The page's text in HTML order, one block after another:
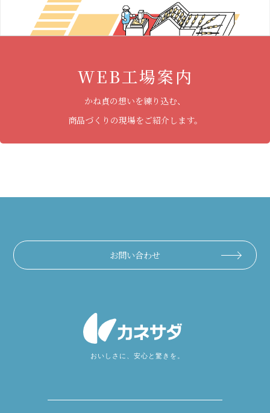
WEB工場案内
かね貞の想いを練り込む、
商品づくりの現場をご紹介します。
お問い合わせ